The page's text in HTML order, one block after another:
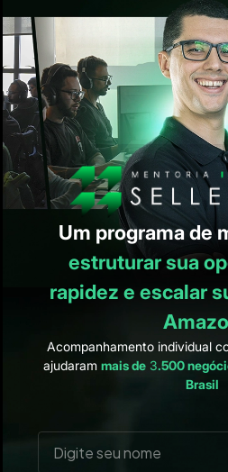
Um programa de
estruturar sua
rapidez e escalar
Acompanhamento individual
ajudaram mais de3.500
Brasil